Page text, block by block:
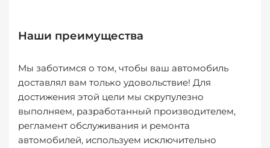
Наши преимущества
Мы заботимся о том, чтобы ваш автомобиль
доставлял вам только удовольствие! Для
достижения этой цели мы скрупулезно
выполняем, разработанный производителем,
регламент обслуживания и ремонта
автомобилей, используем исключительно